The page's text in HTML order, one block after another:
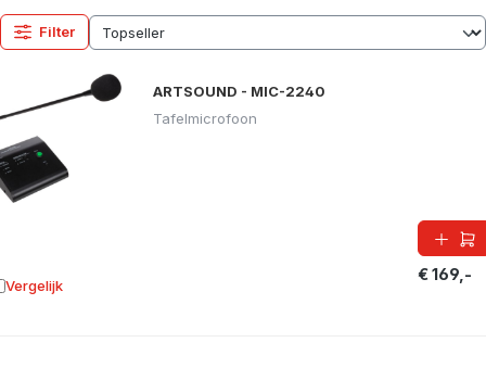
Filter
ARTSOUND - MIC-2240
Tafelmicrofoon
€ 169,-
Vergelijk aan vergelijking